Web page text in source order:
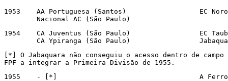
1953	AA Portuguesa (Santos)			EC Noroeste (Bauru)
	Nacional AC (São Paulo)
1954	CA Juventus (São Paulo)			EC Taubaté (Taubaté)
CA Ypiranga
[*] O Jabaquara não conseguiu o acesso dentro de
FPF a integrar a Primeira Divisão de 1955.
1955	- [*]					A Ferroviária E (Araraquara)